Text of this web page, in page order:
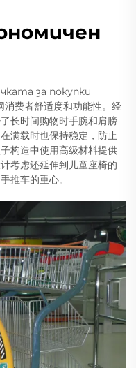
за покупки
费者舒适度和功能性。经
长时间购物时手腕和肩膀
满载时也保持稳定，防止
构造中使用高级材料提供
考虑还延伸到儿童座椅的
推车的重心。